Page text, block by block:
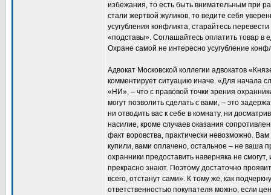
избежания, то есть быть внимательным при
стали жертвой жуликов, то ведите себя
усугубления конфликта, старайтесь
«подставы». Соглашайтесь оплатить товар в
Охране самой не интересно усугубление
Адвокат Московской коллегии адвокатов
комментирует ситуацию иначе. «Для начала
«НИ», – что с правовой точки зрения
могут позволить сделать с вами, – это
ни отводить вас к себе в комнату, ни
насилие, кроме случаев оказания
факт воровства, практически невозможно.
купили, вами оплачено, остальное – не ваша
охранники предоставить наверняка не
прекрасно знают. Поэтому достаточно
всего, отстанут сами». К тому же, как
ответственностью покупателя можно, если